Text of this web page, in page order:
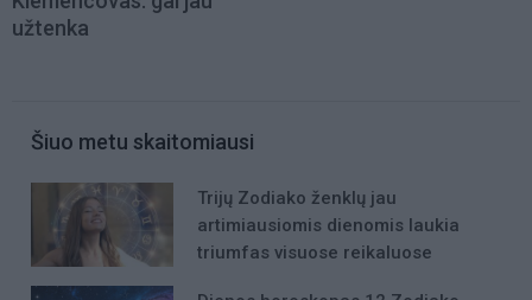
užtenka
Šiuo metu skaitomiausi
Trijų Zodiako ženklų jau
artimiausiomis dienomis laukia
triumfas visuose reikaluose